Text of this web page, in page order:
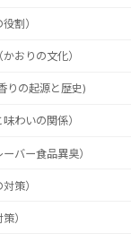
割）
おりの文化）
りの起源と歴史)
わいの関係）
バー食品異臭）
策）
）